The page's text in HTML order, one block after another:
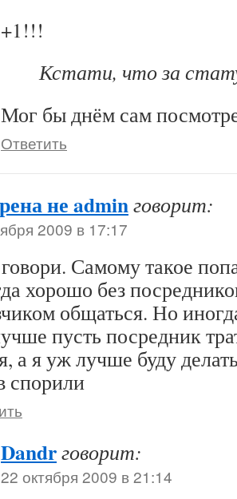
+1!!!
Кстати, что за
Мог бы днём сам
Ответить
не adminговорит:
2009 в 17:17
Самому такое
хорошо без
общаться. Но
пусть посредник
а я уж лучше буду
спорили
Dandrговорит:
22 октября 2009 в 21:14